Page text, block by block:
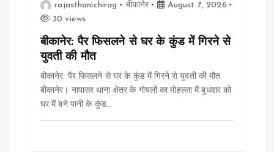
rajasthanichirag बीकानेर
August 7, 2026
30 views
बीकानेर: पैर फिसलने से घर के कुंड में गिरने से
युवती की मौत
बीकानेर: पैर फिसलने से घर के कुंड में गिरने से युवती की मौत
बीकानेर। नापासर थाना क्षेत्र के गोयलों का मोहल्ला में बुधवार को
घर में बने पानी के कुंड…